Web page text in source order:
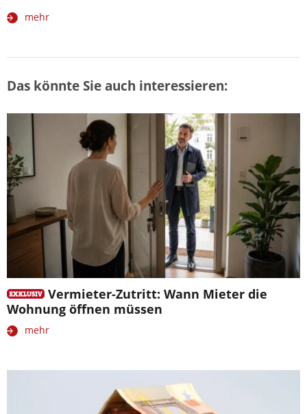
mehr
Das könnte Sie auch interessieren:
Vermieter-Zutritt: Wann Mieter die
Wohnung öffnen müssen
mehr